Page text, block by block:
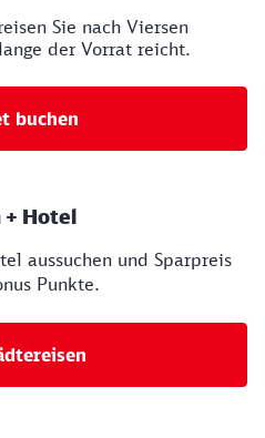
Sie nach Viersen
der Vorrat reicht.
buchen
+ Hotel
aussuchen und Sparpreis
Punkte.